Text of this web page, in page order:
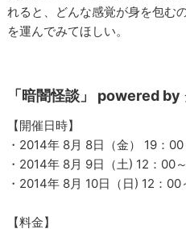
れると、どんな感覚が身を包
を運んでみてほしい。
「暗闇怪談」 powered by
【開催日時】
・2014年 8月 8日（金） 19：
・2014年 8月 9日（土) 12：00
・2014年 8月 10日（日) 12：
【料金】